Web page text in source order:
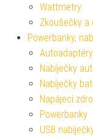
Wattmetry
Zkoušečky a
Powerbanky,
Nabíječky
Nabíječky
Napájecí
Powerbanky
USB